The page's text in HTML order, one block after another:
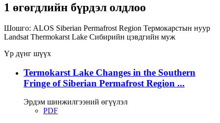
1 өгөгдлийн бүрдэл олдлоо
Шошго: ALOS Siberian Permafrost Region Термокарстын нуур
Landsat Thermokarst Lake Сибирийн цэвдгийн муж
Үр дүнг шүүх
Termokarst Lake Changes in the Southern
Fringe of Siberian Permafrost Region ...
Эрдэм шинжилгээний өгүүлэл
PDF